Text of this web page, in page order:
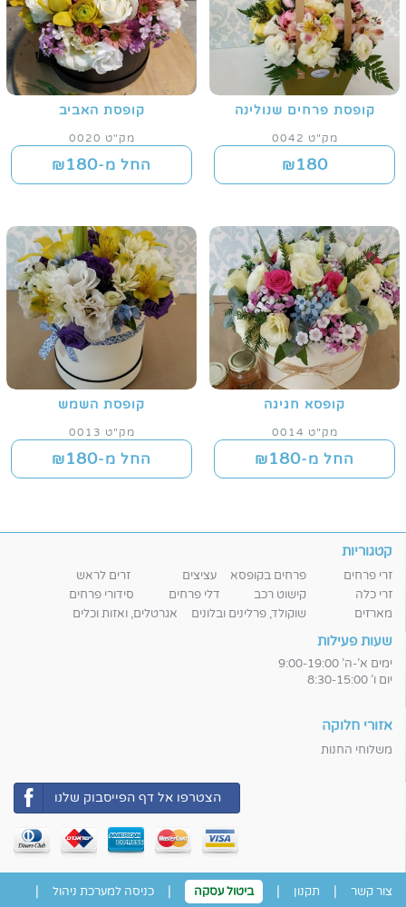
קופסת פרחים שנולינה
מק"ט 0042
₪180
קופסת האביב
מק"ט 0020
החל מ-₪180
קופסא חגיגה
מק"ט 0014
החל מ-₪180
קופסת השמש
מק"ט 0013
החל מ-₪180
קטגוריות
זרי פרחים פרחים בקופסא עציצים
זרים לראש
זרי כלה
קישוט רכב דלי פרחים
סידורי פרחים
מארזים
שוקולד, פרלינים ובלונים אגרטלים, ואזות וכלים
שעות פעילות
ימים א'-ה' 9:00-19:00
יום ו' 8:30-15:00
אזורי חלוקה
משלוחי החנות
הצטרפו אל דף הפייסבוק שלנו
צור קשר תקנון ביטול עסקה כניסה למערכת ניהול